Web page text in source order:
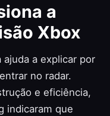
a
Xbox
a explicar por
no radar.
e eficiência,
indicaram que